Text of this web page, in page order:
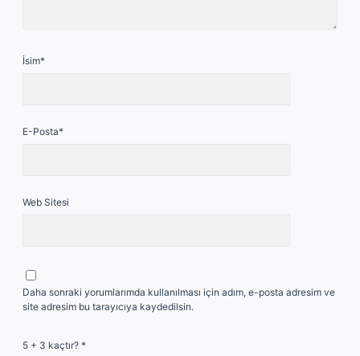
İsim*
E-Posta*
Web Sitesi
Daha sonraki yorumlarımda kullanılması için adım, e-posta adresim ve
site adresim bu tarayıcıya kaydedilsin.
5 + 3 kaçtır? *